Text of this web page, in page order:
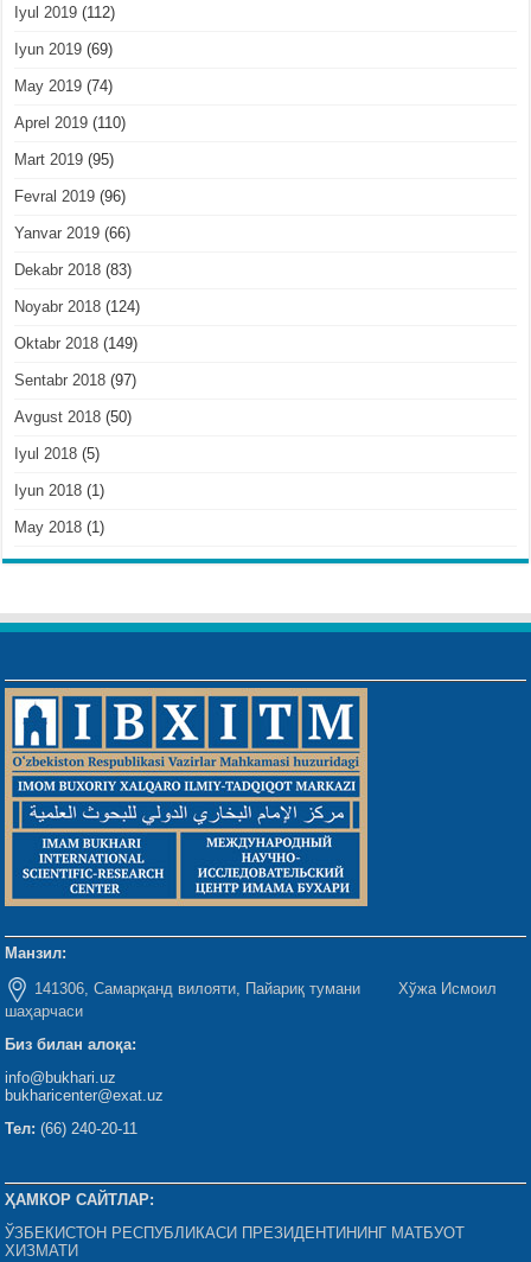
Iyul 2019 (112)
Iyun 2019 (69)
May 2019 (74)
Aprel 2019 (110)
Mart 2019 (95)
Fevral 2019 (96)
Yanvar 2019 (66)
Dekabr 2018 (83)
Noyabr 2018 (124)
Oktabr 2018 (149)
Sentabr 2018 (97)
Avgust 2018 (50)
Iyul 2018 (5)
Iyun 2018 (1)
May 2018 (1)
Манзил:
141306, Самарқанд вилояти, Пайариқ тумани Хўжа Исмоил
шаҳарчаси
Биз билан алоқа:
info@bukhari.uz
bukharicenter@exat.uz
Тел: (66) 240-20-11
ҲАМКОР САЙТЛАР:
ЎЗБЕКИСТОН РЕСПУБЛИКАСИ ПРЕЗИДЕНТИНИНГ МАТБУОТ
ХИЗМАТИ